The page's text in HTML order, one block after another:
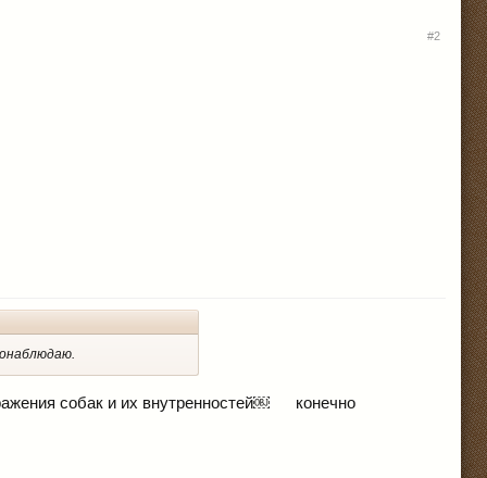
#2
собак и их внутренностей￼ конечно